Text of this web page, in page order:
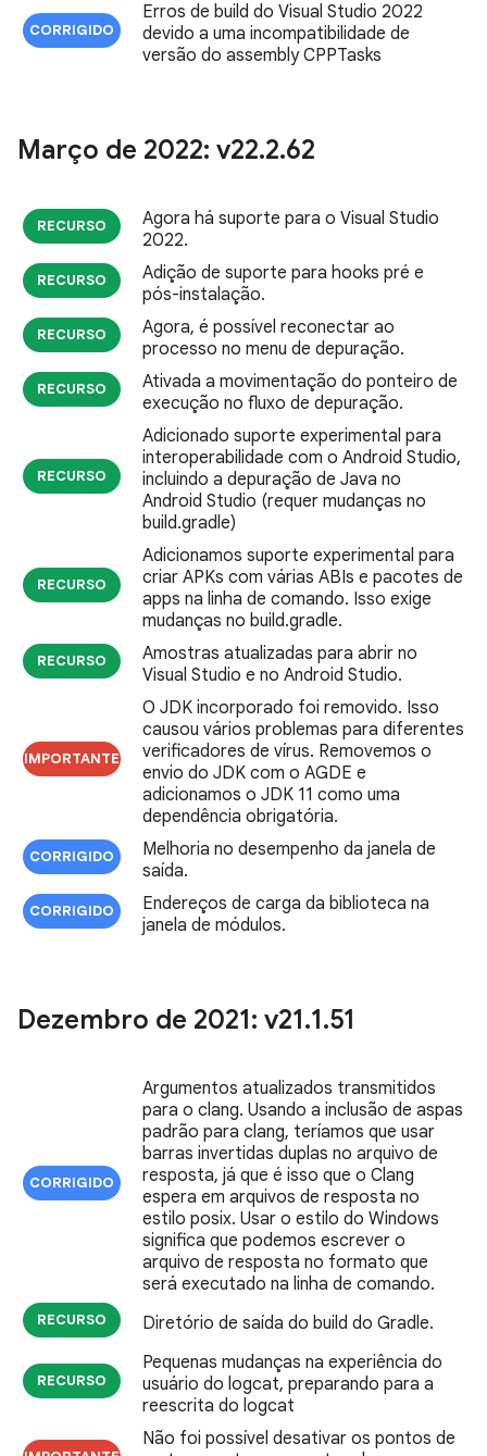
CORRIGIDO
Erros de build do Visual Studio 2022
devido a uma incompatibilidade de
versão do assembly CPPTasks
Março de 2022: v22.2.62
RECURSO
Agora há suporte para o Visual Studio
2022.
RECURSO
Adição de suporte para hooks pré e
pós-instalação.
RECURSO
Agora, é possível reconectar ao
processo no menu de depuração.
RECURSO
Ativada a movimentação do ponteiro de
execução no fluxo de depuração.
RECURSO
Adicionado suporte experimental para
interoperabilidade com o Android Studio,
incluindo a depuração de Java no
Android Studio (requer mudanças no
build.gradle)
RECURSO
Adicionamos suporte experimental para
criar APKs com várias ABIs e pacotes de
apps na linha de comando. Isso exige
mudanças no build.gradle.
RECURSO
Amostras atualizadas para abrir no
Visual Studio e no Android Studio.
IMPORTANTE
O JDK incorporado foi removido. Isso
causou vários problemas para diferentes
verificadores de vírus. Removemos o
envio do JDK com o AGDE e
adicionamos o JDK 11 como uma
dependência obrigatória.
CORRIGIDO
Melhoria no desempenho da janela de
saída.
CORRIGIDO
Endereços de carga da biblioteca na
janela de módulos.
Dezembro de 2021: v21.1.51
CORRIGIDO
Argumentos atualizados transmitidos
para o clang. Usando a inclusão de aspas
padrão para clang, teríamos que usar
barras invertidas duplas no arquivo de
resposta, já que é isso que o Clang
espera em arquivos de resposta no
estilo posix. Usar o estilo do Windows
significa que podemos escrever o
arquivo de resposta no formato que
será executado na linha de comando.
RECURSO Diretório de saída do build do Gradle.
RECURSO
Pequenas mudanças na experiência do
usuário do logcat, preparando para a
reescrita do logcat
Não foi possível desativar os pontos de